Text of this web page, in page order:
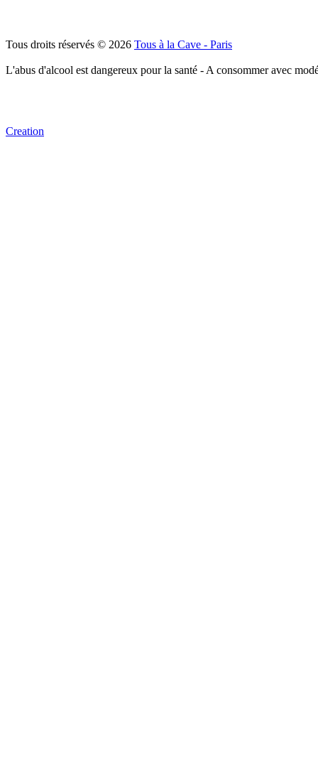
Tous droits réservés © 2026 Tous à la Cave - Paris
L'abus d'alcool est dangereux pour la santé - A consommer avec
Creation